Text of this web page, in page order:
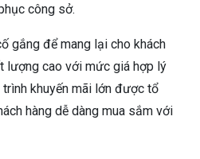
công sở.
gắng để mang lại cho khách
lượng cao với mức giá hợp lý
khuyến mãi lớn được tổ
hàng dễ dàng mua sắm với